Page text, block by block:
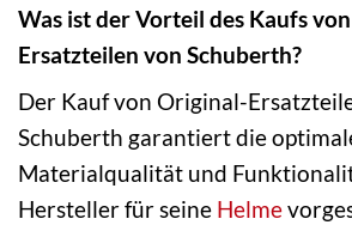
Was ist der Vorteil des Kaufs
Ersatzteilen von Schuberth?
Der Kauf von Original-
Schuberth garantiert die
Materialqualität und
Hersteller für seine Helme